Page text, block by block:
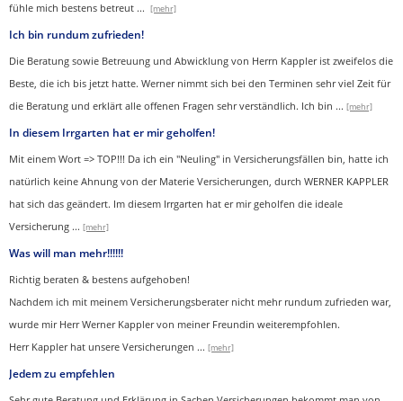
fühle mich bestens betreut ... [mehr]
Ich bin rundum zufrieden!
Die Beratung sowie Betreuung und Abwicklung von Herrn Kappler ist zweifelos die
Beste, die ich bis jetzt hatte. Werner nimmt sich bei den Terminen sehr viel Zeit für
die Beratung und erklärt alle offenen Fragen sehr verständlich. Ich bin ... [mehr]
In diesem Irrgarten hat er mir geholfen!
Mit einem Wort => TOP!!! Da ich ein "Neuling" in Versicherungsfällen bin, hatte ich
natürlich keine Ahnung von der Materie Versicherungen, durch WERNER KAPPLER
hat sich das geändert. Im diesem Irrgarten hat er mir geholfen die ideale
Versicherung ... [mehr]
Was will man mehr!!!!!!
Richtig beraten & bestens aufgehoben!
Nachdem ich mit meinem Versicherungsberater nicht mehr rundum zufrieden war,
wurde mir Herr Werner Kappler von meiner Freundin weiterempfohlen.
Herr Kappler hat unsere Versicherungen ... [mehr]
Jedem zu empfehlen